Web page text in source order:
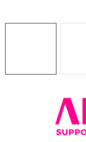
Často kladené otázky